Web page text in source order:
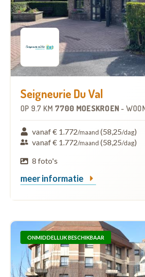
Seigneurie Du Val
OP 9.7 KM 7700 MOESKROEN -
vanaf € 1.772/maand (58,25/dag)
vanaf € 1.772/maand (58,25/dag)
8 foto's
meer informatie
ONMIDDELLIJK BESCHIKBAAR